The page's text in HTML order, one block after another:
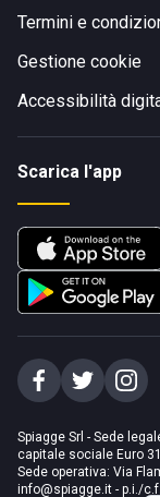
Termini e
Gestione cookie
Accessibilità
Scarica l'app
Spiagge Srl - Sede
capitale sociale Euro
Sede operativa: Via
info@spiagge.it - p.i./